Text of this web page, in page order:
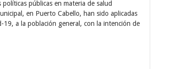
públicas en materia de salud
en Puerto Cabello, han sido aplicadas
19, a la población general, con la intención de